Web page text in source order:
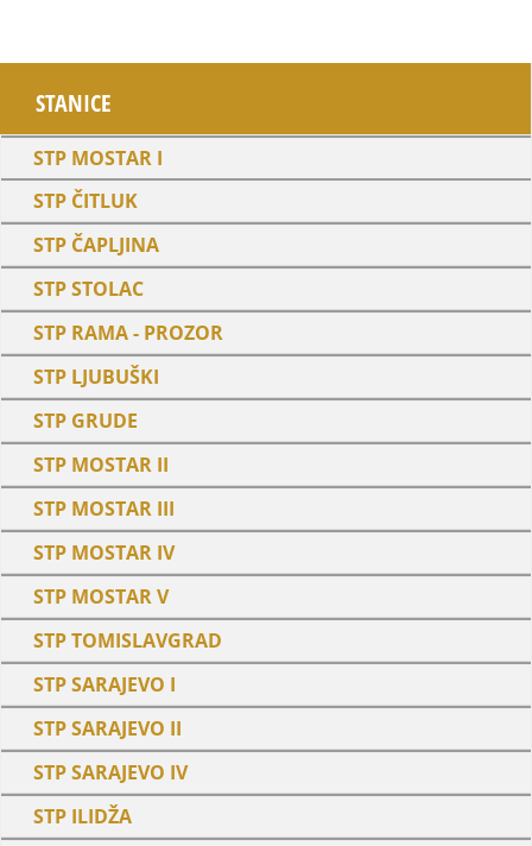
STANICE
STP MOSTAR I
STP ČITLUK
STP ČAPLJINA
STP STOLAC
STP RAMA - PROZOR
STP LJUBUŠKI
STP GRUDE
STP MOSTAR II
STP MOSTAR III
STP MOSTAR IV
STP MOSTAR V
STP TOMISLAVGRAD
STP SARAJEVO I
STP SARAJEVO II
STP SARAJEVO IV
STP ILIDŽA